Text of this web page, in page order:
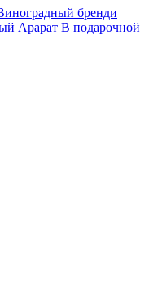
бренди
Арарат В подарочной